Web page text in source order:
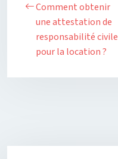
Comment obtenir
une attestation de
responsabilité civile
pour la location ?